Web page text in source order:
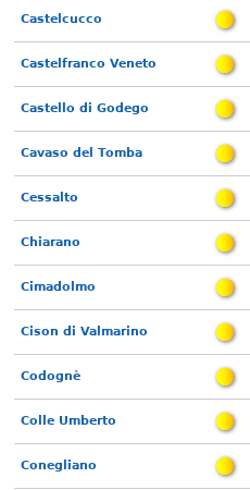
Castelcucco
Castelfranco Veneto
Castello di Godego
Cavaso del Tomba
Cessalto
Chiarano
Cimadolmo
Cison di Valmarino
Codognè
Colle Umberto
Conegliano